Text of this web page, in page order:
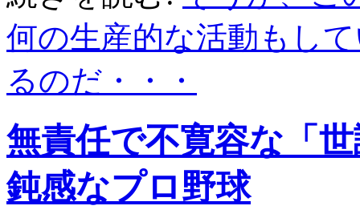
何の生産的な活動もし
るのだ・・・
無責任で不寛容な「
鈍感なプロ野球